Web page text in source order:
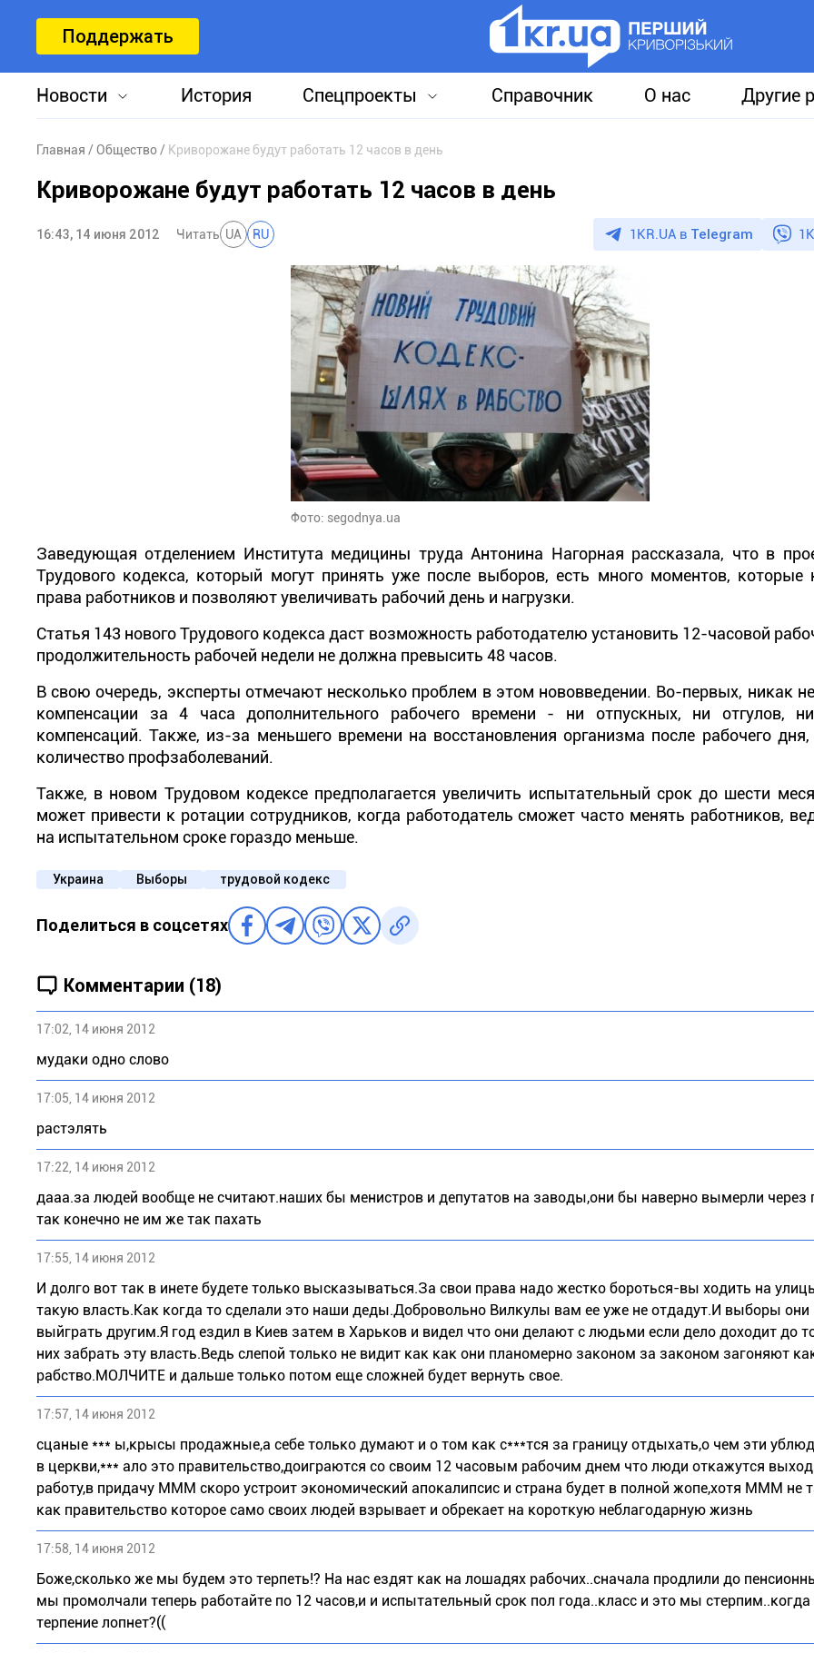
Поддержать
Новости История Спецпроекты Справочник О нас Другие
Главная Общество Криворожане будут работать 12 часов в день
Криворожане будут работать 12 часов в день
16:43, 14 июня 2012 Читать UA RU 1KR.UA в Telegram
Фото: segodnya.ua
Заведующая отделением Института медицины труда Антонина Нагорная рассказала, что в
Трудового кодекса, который могут принять уже после выборов, есть много моментов, которые
права работников и позволяют увеличивать рабочий день и нагрузки.
Статья 143 нового Трудового кодекса даст возможность работодателю установить 12-часовой
продолжительность рабочей недели не должна превысить 48 часов.
В свою очередь, эксперты отмечают несколько проблем в этом нововведении. Во-первых, никак
компенсации за 4 часа дополнительного рабочего времени - ни отпускных, ни отгулов,
компенсаций. Также, из-за меньшего времени на восстановления организма после рабочего дня,
количество профзаболеваний.
Также, в новом Трудовом кодексе предполагается увеличить испытательный срок до шести
может привести к ротации сотрудников, когда работодатель сможет часто менять работников,
на испытательном сроке гораздо меньше.
Украина Выборы трудовой кодекс
Поделиться в соцсетях
Комментарии (18)
17:02, 14 июня 2012
мудаки одно слово
17:05, 14 июня 2012
растэлять
17:22, 14 июня 2012
дааа.за людей вообще не считают.наших бы менистров и депутатов на заводы,они бы наверно вымерли через
так конечно не им же так пахать
17:55, 14 июня 2012
И долго вот так в инете будете только высказываться.За свои права надо жестко бороться-вы ходить на
такую власть.Как когда то сделали это наши деды.Добровольно Вилкулы вам ее уже не отдадут.И выборы они
выйграть другим.Я год ездил в Киев затем в Харьков и видел что они делают с людьми если дело доходит до
них забрать эту власть.Ведь слепой только не видит как как они планомерно законом за законом загоняют
рабство.МОЛЧИТЕ и дальше только потом еще сложней будет вернуть свое.
17:57, 14 июня 2012
сцаные *** ы,крысы продажные,а себе только думают и о том как с***тся за границу отдыхать,о чем эти
в церкви,*** ало это правительство,доиграются со своим 12 часовым рабочим днем что люди откажутся
работу,в придачу МММ скоро устроит экономический апокалипсис и страна будет в полной жопе,хотя МММ не
как правительство которое само своих людей взрывает и обрекает на короткую неблагодарную жизнь
17:58, 14 июня 2012
Боже,сколько же мы будем это терпеть!? На нас ездят как на лошадях рабочих..сначала продлили до
мы промолчали теперь работайте по 12 часов,и и испытательный срок пол года..класс и это мы
терпение лопнет?((